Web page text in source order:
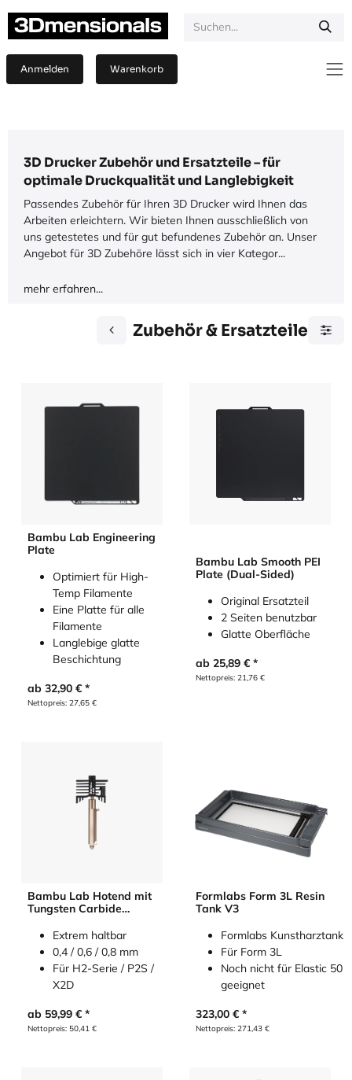
Anmelden Warenkorb
3D Drucker Zubehör und Ersatzteile – für
optimale Druckqualität und Langlebigkeit
Passendes Zubehör für Ihren 3D Drucker wird Ihnen das
Arbeiten erleichtern. Wir bieten Ihnen ausschließlich von
uns getestetes und für gut befundenes Zubehör an. Unser
Angebot für 3D Zubehöre lässt sich in vier Kategor...
mehr erfahren...
Zubehör & Ersatzteile
Bambu Lab Engineering
Plate
Optimiert für High-
Temp Filamente
Eine Platte für alle
Filamente
Langlebige glatte
Beschichtung
ab 32,90 €
Nettopreis: 27,65 €
Bambu Lab Smooth PEI
Plate (Dual-Sided)
Original Ersatzteil
2 Seiten benutzbar
Glatte Oberfläche
ab 25,89€
Nettopreis: 21,76€
Bambu Lab Hotend mit
Tungsten Carbide
NozzleExtrem haltbar
0,4 / 0,6 / 0,8 mm
Für H2-Serie / P2S /
X2D
ab 59,99 €
Nettopreis: 50,41 €
Formlabs Form 3L Resin
Tank V3
Formlabs Kunstharztank
Für Form 3L
Noch nicht für Elastic 50
geeignet
323,00€
Nettopreis: 271,43€